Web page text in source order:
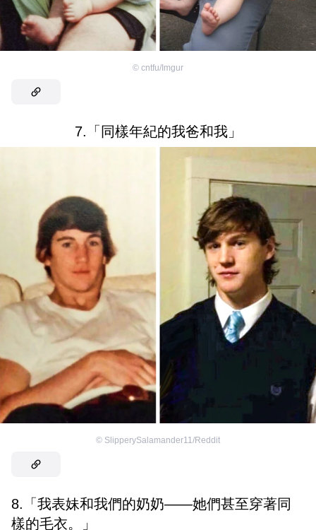
© cntfu/Imgur
7.「同樣年紀的我爸和我」
© SlipperySalamander11/Reddit
8.「我表妹和我們的奶奶——她們甚至穿著同
樣的毛衣。」